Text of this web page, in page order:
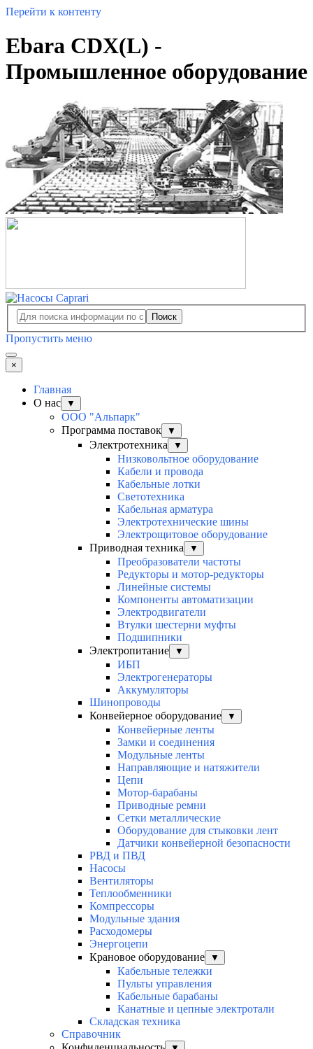
Перейти к контенту
Ebara CDX(L) -
Промышленное оборудование
Поиск
Пропустить меню
×
Главная
О нас
▼
ООО "Альпарк"
Программа поставок
▼
Электротехника ▼
Низковольтное оборудование
Кабели и провода
Кабельные лотки
Светотехника
Кабельная арматура
Электротехнические шины
Электрощитовое оборудование
Приводная техника
▼
Преобразователи частоты
Редукторы и мотор-редукторы
Линейные системы
Компоненты автоматизации
Электродвигатели
Втулки шестерни муфты
Подшипники
Электропитание
▼
ИБП
Электрогенераторы
Аккумуляторы
Шинопроводы
Конвейерное оборудование
▼
Конвейерные ленты
Замки и соединения
Модульные ленты
Направляющие и натяжители
Цепи
Мотор-барабаны
Приводные ремни
Сетки металлические
Оборудование для стыковки лент
Датчики конвейерной безопасности
РВД и ПВД
Насосы
Вентиляторы
Теплообменники
Компрессоры
Модульные здания
Расходомеры
Энергоцепи
Крановое оборудование
▼
Кабельные тележки
Пульты управления
Кабельные барабаны
Канатные и цепные электротали
Складская техника
Справочник